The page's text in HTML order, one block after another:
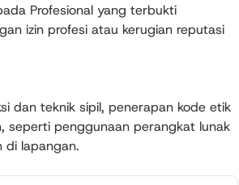
Profesional yang terbukti
izin profesi atau kerugian reputasi
dan teknik sipil, penerapan kode etik
seperti penggunaan perangkat lunak
di lapangan.